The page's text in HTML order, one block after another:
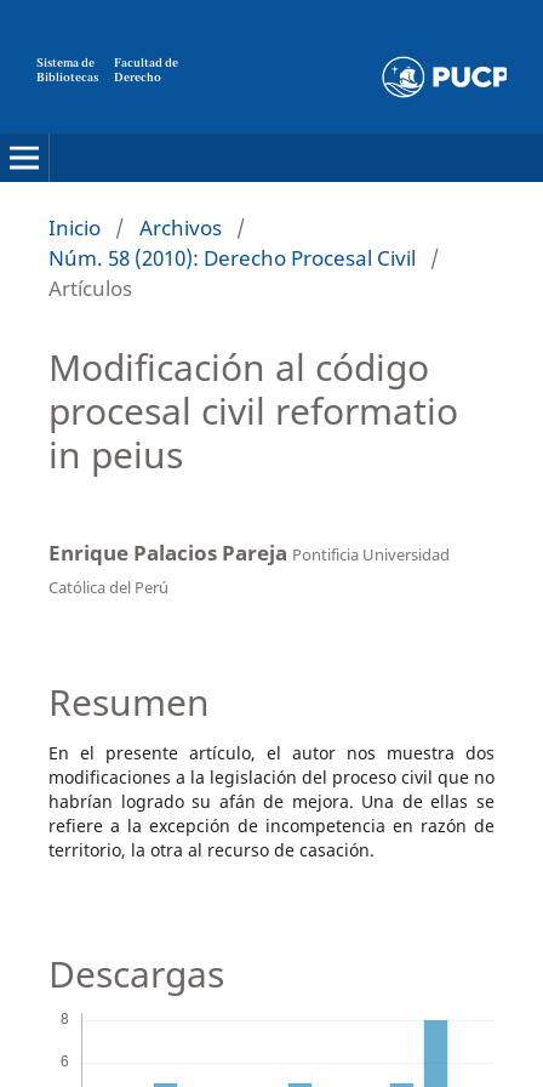
Sistema de
Bibliotecas
Facultad de
Derecho
Inicio / Archivos /
Núm. 58 (2010): Derecho Procesal Civil
/
Artículos
Modificación al código
procesal civil reformatio
in peius
Enrique Palacios Pareja Pontificia Universidad
Católica del Perú
Resumen
En el presente artículo, el autor nos muestra dos
modificaciones a la legislación del proceso civil que no
habrían logrado su afán de mejora. Una de ellas se
refiere a la excepción de incompetencia en razón de
territorio, la otra al recurso de casación.
Descargas